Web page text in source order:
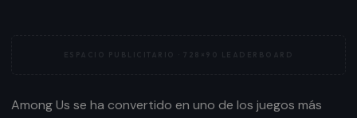
ESPACIO PUBLICITARIO ·728×90 LEADERBOARD
Among Us se ha convertido en uno de los juegos más